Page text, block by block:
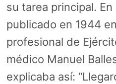
su tarea principal.
publicado en 1944
profesional de
médico Manuel
explicaba así: